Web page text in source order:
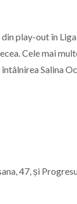
play-out în
Cele mai
Salina
47, și